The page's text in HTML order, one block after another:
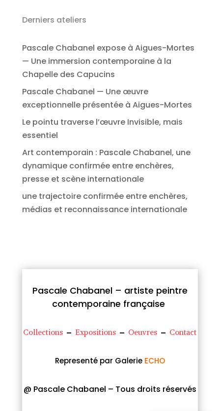
Derniers ateliers
Pascale Chabanel expose à Aigues-Mortes
— Une immersion contemporaine à la
Chapelle des Capucins
Pascale Chabanel — Une œuvre
exceptionnelle présentée à Aigues-Mortes
Le pointu traverse l’œuvre Invisible, mais
essentiel
Art contemporain : Pascale Chabanel, une
dynamique confirmée entre enchères,
presse et scène internationale
une trajectoire confirmée entre enchères,
médias et reconnaissance internationale
Pascale Chabanel – artiste peintre
contemporaine française
Collections –Expositions – Oeuvres – Contact
Representé par Galerie ECHO
@ Pascale Chabanel – Tous droits réservés